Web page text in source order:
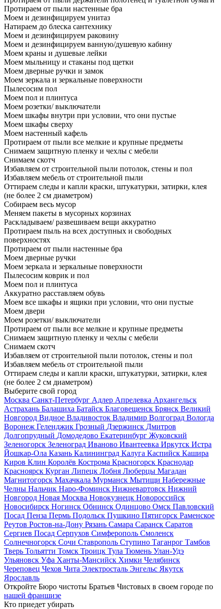
Протираем от пыли настенные бра
Моем и дезинфицируем унитаз
Натираем до блеска сантехнику
Моем и дезинфицируем раковину
Моем и дезинфицируем ванную/душевую кабину
Моем краны и душевые лейки
Моем мыльницу и стаканы под щетки
Моем дверные ручки и замок
Моем зеркала и зеркальные поверхности
Пылесосим пол
Моем пол и плинтуса
Моем розетки/ выключатели
Моем шкафы внутри при условии, что они пустые
Моем шкафы сверху
Моем настенный кафель
Протираем от пыли все мелкие и крупные предметы
Снимаем защитную пленку и чехлы с мебели
Снимаем скотч
Избавляем от строительной пыли потолок, стены и пол
Избавляем мебель от строительной пыли
Оттираем следы и капли краски, штукатурки, затирки, клея
(не более 2 см диаметром)
Собираем весь мусор
Меняем пакеты в мусорных корзинах
Раскладываем/ развешиваем вещи аккуратно
Протираем пыль на всех доступных и свободных
поверхностях
Протираем от пыли настенные бра
Моем дверные ручки
Моем зеркала и зеркальные поверхности
Пылесосим коврик и пол
Моем пол и плинтуса
Аккуратно расставляем обувь
Моем все шкафы и ящики при условии, что они пустые
Моем двери
Моем розетки/ выключатели
Протираем от пыли все мелкие и крупные предметы
Снимаем защитную пленку и чехлы с мебели
Снимаем скотч
Избавляем от строительной пыли потолок, стены и пол
Избавляем мебель от строительной пыли
Оттираем следы и капли краски, штукатурки, затирки, клея
(не более 2 см диаметром)
Выберите свой город
Москва Санкт-Петербург Адлер Апрелевка Архангельск
Астрахань Балашиха Батайск Благовещенск Брянск Великий
Новгород Видное Владивосток Владимир Волгоград Вологда
Воронеж Геленджик Грозный Дзержинск Дмитров
Долгопрудный Домодедово Екатеринбург Жуковский
Зеленогорск Зеленоград Иваново Ивантеевка Иркутск Истра
Йошкар-Ола Казань Калининград Калуга Каспийск Кашира
Киров Клин Королёв Кострома Красногорск Краснодар
Красноярск Курган Липецк Лобня Люберцы Магадан
Магнитогорск Махачкала Мурманск Мытищи Набережные
Челны Нальчик Наро-Фоминск Нижневартовск Нижний
Новгород Новая Москва Новокузнецк Новороссийск
Новосибирск Ногинск Обнинск Одинцово Омск Павловский
Посад Пенза Пермь Подольск Пушкино Пятигорск Раменское
Реутов Ростов-на-Дону Рязань Самара Саранск Саратов
Сергиев Посад Серпухов Симферополь Смоленск
Солнечногорск Сочи Ставрополь Ступино Таганрог Тамбов
Тверь Тольятти Томск Троицк Тула Тюмень Улан-Удэ
Ульяновск Уфа Ханты-Мансийск Химки Челябинск
Череповец Чехов Чита Электросталь Энгельс Якутск
Ярославль
Откройте Бюро чистоты Братьев Чистовых в своем городе по
нашей франшизе
Кто приедет убирать